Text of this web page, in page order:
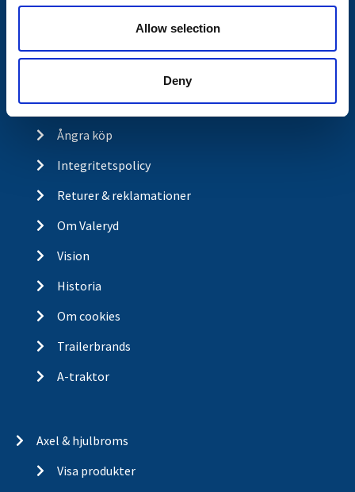
Allow selection
Deny
Köp- och returvillkor
Ångra köp
Integritetspolicy
Returer & reklamationer
Om Valeryd
Vision
Historia
Om cookies
Trailerbrands
A-traktor
Axel & hjulbroms
Visa produkter